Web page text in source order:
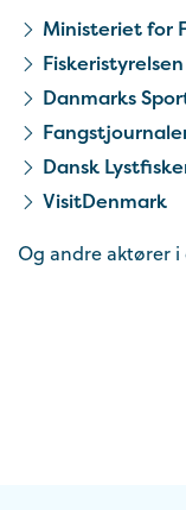
Ministeriet for
Danmarks
Dansk
VisitDenmark
Og andre aktører i